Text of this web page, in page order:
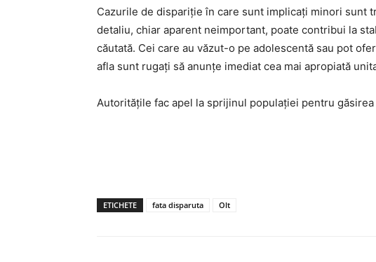
Cazurile de dispariție în care sunt implicați minori sunt
detaliu, chiar aparent neimportant, poate contribui la
căutată. Cei care au văzut-o pe adolescentă sau pot
afla sunt rugați să anunțe imediat cea mai apropiată
Autoritățile fac apel la sprijinul populației pentru
ETICHETE fata disparuta Olt